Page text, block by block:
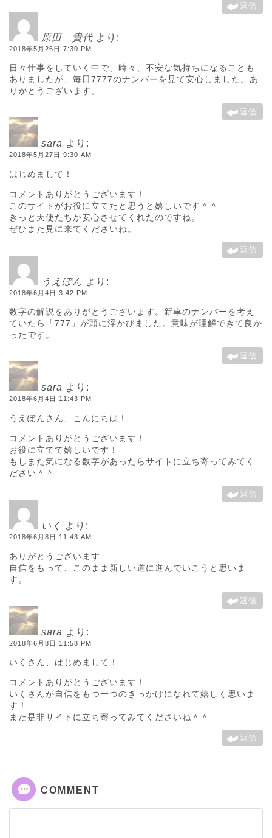
返信
原田 貴代 より:
2018年5月26日 7:30 PM
日々仕事をしていく中で、時々、不安な気持ちになることも
ありましたが、毎日7777のナンバーを見て安心しました。あ
りがとうございます。
返信
sara より:
2018年5月27日 9:30 AM
はじめまして！
コメントありがとうございます！
このサイトがお役に立てたと思うと嬉しいです＾＾
きっと天使たちが安心させてくれたのですね。
ぜひまた見に来てくださいね。
返信
うえぽん より:
2018年6月4日 3:42 PM
数字の解説をありがとうございます。新車のナンバーを考え
ていたら「777」が頭に浮かびました。意味が理解できて良か
ったです。
返信
sara より:
2018年6月4日 11:43 PM
うえぽんさん、こんにちは！
コメントありがとうございます！
お役に立てて嬉しいです！
もしまた気になる数字があったらサイトに立ち寄ってみてく
ださい＾＾
返信
いく より:
2018年6月8日 11:43 AM
ありがとうございます
自信をもって、このまま新しい道に進んでいこうと思いま
す。
返信
sara より:
2018年6月8日 11:58 PM
いくさん、はじめまして！
コメントありがとうございます！
いくさんが自信をもつ一つのきっかけになれて嬉しく思いま
す！
また是非サイトに立ち寄ってみてくださいね＾＾
返信
COMMENT